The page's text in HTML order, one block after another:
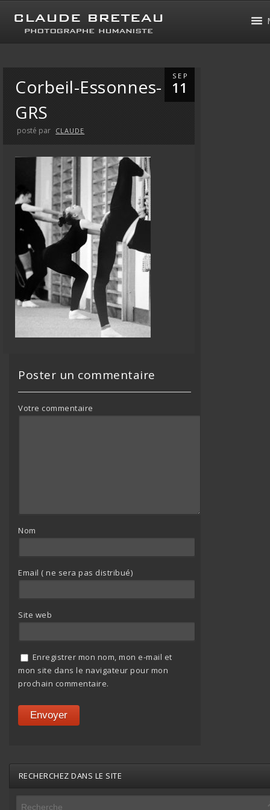
SEP
11
Corbeil-Essonnes-
GRS
posté par CLAUDE
Poster un commentaire
Votre commentaire
Nom
Email ( ne sera pas distribué)
Site web
Enregistrer mon nom, mon e-mail et
mon site dans le navigateur pour mon
prochain commentaire.
RECHERCHEZ DANS LE SITE